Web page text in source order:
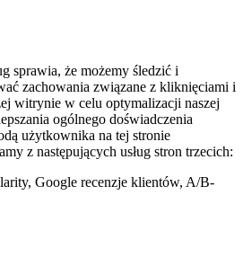
sprawia, że możemy śledzić i
zachowania związane z kliknięciami i
witrynie w celu optymalizacji naszej
ogólnego doświadczenia
użytkownika na tej stronie
z następujących usług stron trzecich:
Google recenzje klientów, A/B-